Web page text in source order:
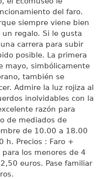
del faro.
siempre viene bien
regalo. Si le gusta
carrera para subir
posible. La primera
mayo, simbólicamente
también se
Admire la luz rojiza al
inolvidables con la
razón para
de mediados de
de 10.00 a 18.00
h. Precios : Faro +
los menores de 4
euros. Pase familiar